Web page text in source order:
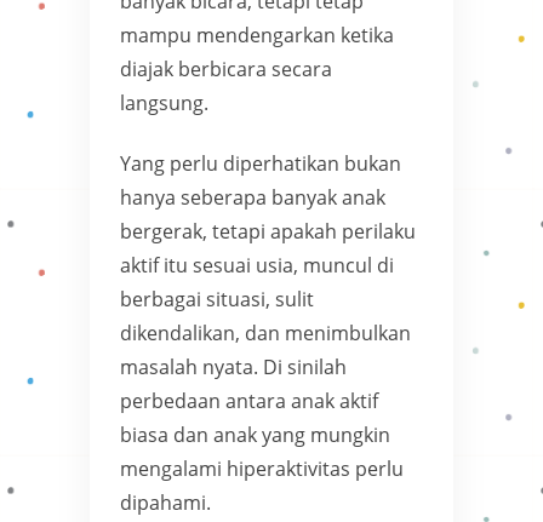
mampu mendengarkan ketika
diajak berbicara secara
langsung.
Yang perlu diperhatikan bukan
hanya seberapa banyak anak
bergerak, tetapi apakah perilaku
aktif itu sesuai usia, muncul di
berbagai situasi, sulit
dikendalikan, dan menimbulkan
masalah nyata. Di sinilah
perbedaan antara anak aktif
biasa dan anak yang mungkin
mengalami hiperaktivitas perlu
dipahami.